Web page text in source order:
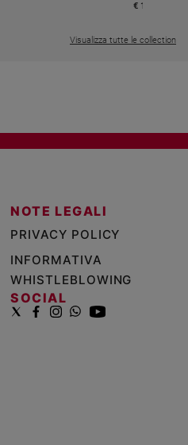
€ 18,50
Visualizza tutte le collection
NOTE LEGALI
PRIVACY POLICY
INFORMATIVA
WHISTLEBLOWING
SOCIAL